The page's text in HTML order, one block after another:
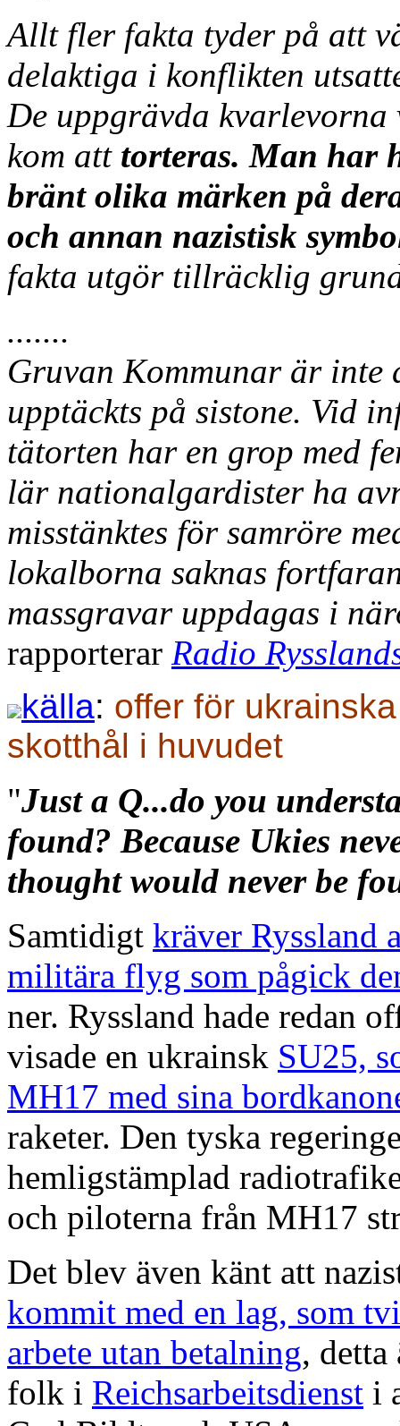
Allt fler fakta tyder på att
delaktiga i konflikten
De uppgrävda
kom atttorteras. Man har
bränt olika märken på
och annan nazistisk
fakta utgör tillräcklig
.......
Gruvan Kommunar är inte
upptäckts på sistone. Vid
tätorten har en grop med
lär nationalgardister ha
misstänktes för samröre
lokalborna saknas
massgravar uppdagas i
rapporterar Radio
källa: offer för
skotthål i huvudet
"Just a Q...do you
found? Because Ukies
thought would never be
Samtidigt kräver Ryssland
militära flyg som pågick
ner. Ryssland hade redan
visade en ukrainsk SU25,
MH17 med sina
raketer. Den tyska
hemligstämplad
och piloterna från MH17
Det blev även känt att
kommit med en lag, som
arbete utan betalning,
folk i Reichsarbeitsdienst i